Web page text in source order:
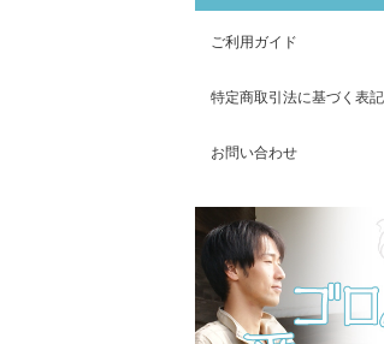
ご利用ガイド
特定商取引法に基づく表記
お問い合わせ